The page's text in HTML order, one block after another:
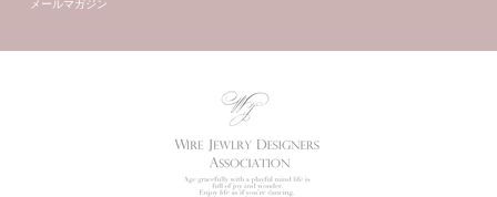
メールマガジン